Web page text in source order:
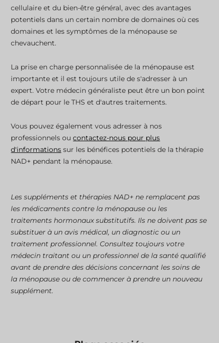
cellulaire et du bien-être général, avec des avantages
potentiels dans un certain nombre de domaines où ces
domaines et les symptômes de la ménopause se
chevauchent.
La prise en charge personnalisée de la ménopause est
importante et il est toujours utile de s'adresser à un
expert. Votre médecin généraliste peut être un bon point
de départ pour le THS et d'autres traitements.
Vous pouvez également vous adresser à nos
professionnels oucontactez-nous pour plus
d'informations sur les bénéfices potentiels de la thérapie
NAD+ pendant la ménopause.
Les suppléments et thérapies NAD+ ne remplacent pas
les médicaments contre la ménopause ou les
traitements hormonaux substitutifs. Ils ne doivent pas se
substituer à un avis médical, un diagnostic ou un
traitement professionnel. Consultez toujours votre
médecin traitant ou un professionnel de la santé qualifié
avant de prendre des décisions concernant les soins de
la ménopause ou de commencer à prendre un nouveau
supplément.